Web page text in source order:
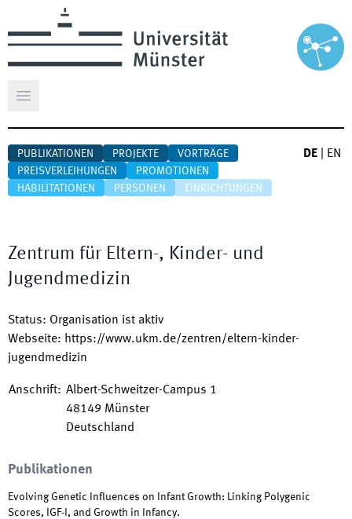
Hauptmenü öffnen
PUBLIKATIONEN PROJEKTE
VORTRÄGE
PREISVERLEIHUNGEN
PROMOTIONEN
HABILITATIONEN
PERSONEN EINRICHTUNGEN
DE EN
Zentrum für Eltern-, Kinder- und
Jugendmedizin
Status: Organisation ist aktiv
Webseite: https://www.ukm.de/zentren/eltern-kinder-
jugendmedizin
Anschrift: Albert-Schweitzer-Campus 1
48149 Münster
Deutschland
Publikationen
Evolving Genetic Influences on Infant Growth: Linking Polygenic
Scores, IGF-I, and Growth in Infancy.